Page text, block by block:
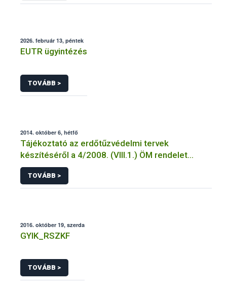
2026. február 13, péntek
EUTR ügyintézés
TOVÁBB >
2014. október 6, hétfő
Tájékoztató az erdőtűzvédelmi tervek
készítéséről a 4/2008. (VIII.1.) ÖM rendelet
előírásai alapján
TOVÁBB >
2016. október 19, szerda
GYIK_RSZKF
TOVÁBB >